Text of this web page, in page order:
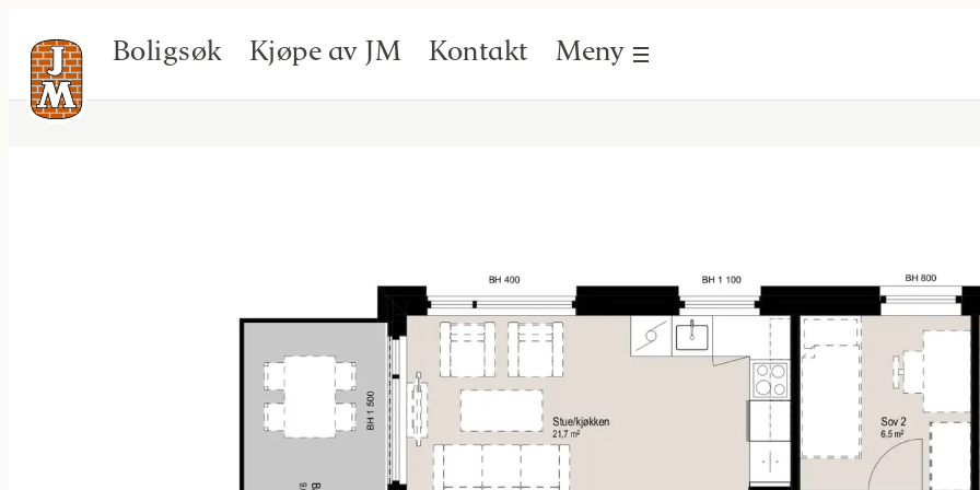
Boligsøk Kjøpe av JM Kontakt Meny